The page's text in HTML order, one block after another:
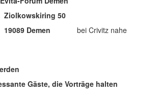
50
Demen bei Crivitz nahe
Gäste, die Vorträge halten